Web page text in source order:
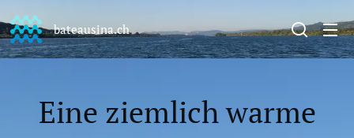
bateausina.ch
Eine ziemlich warme